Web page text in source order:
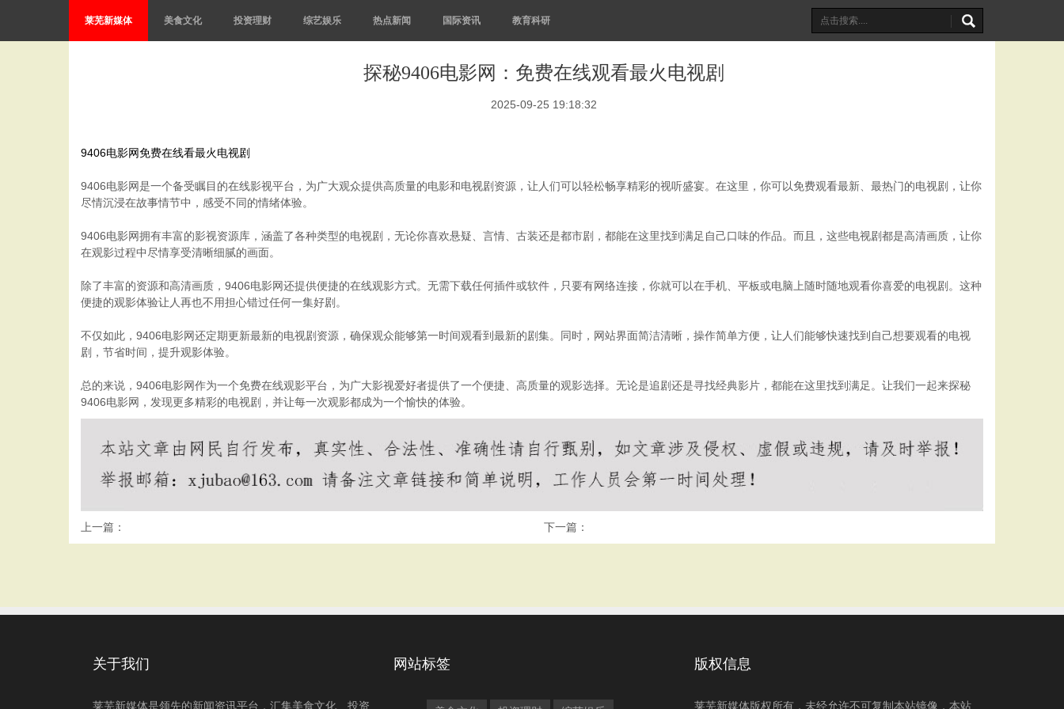
莱芜新媒体 美食文化 投资理财 综艺娱乐 热点新闻 国际资讯 教育科研
探秘9406电影网：免费在线观看最火电视剧
2025-09-25 19:18:32
9406电影网免费在线看最火电视剧
9406电影网是一个备受瞩目的在线影视平台，为广大观众提供高质量的电影和电视剧资源，让人们可以轻松畅享精彩的视听盛宴。在这里，你可以免费观看最新、最热门的电视剧，让你
尽情沉浸在故事情节中，感受不同的情绪体验。
9406电影网拥有丰富的影视资源库，涵盖了各种类型的电视剧，无论你喜欢悬疑、言情、古装还是都市剧，都能在这里找到满足自己口味的作品。而且，这些电视剧都是高清画质，让你
在观影过程中尽情享受清晰细腻的画面。
除了丰富的资源和高清画质，9406电影网还提供便捷的在线观影方式。无需下载任何插件或软件，只要有网络连接，你就可以在手机、平板或电脑上随时随地观看你喜爱的电视剧。这种
便捷的观影体验让人再也不用担心错过任何一集好剧。
不仅如此，9406电影网还定期更新最新的电视剧资源，确保观众能够第一时间观看到最新的剧集。同时，网站界面简洁清晰，操作简单方便，让人们能够快速找到自己想要观看的电视
剧，节省时间，提升观影体验。
总的来说，9406电影网作为一个免费在线观影平台，为广大影视爱好者提供了一个便捷、高质量的观影选择。无论是追剧还是寻找经典影片，都能在这里找到满足。让我们一起来探秘
9406电影网，发现更多精彩的电视剧，并让每一次观影都成为一个愉快的体验。
上一篇： 下一篇：
关于我们
莱芜新媒体是领先的新闻资讯平台，汇集美食文化、投资
网站标签 版权信息
莱芜新媒体版权所有，未经允许不可复制本站镜像，本站